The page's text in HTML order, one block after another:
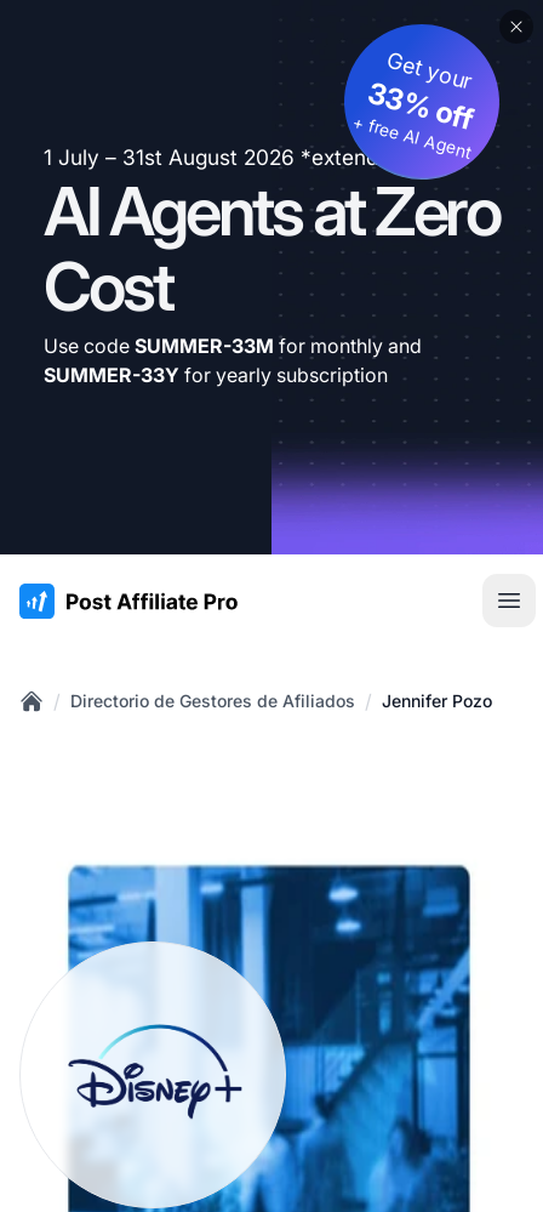
1 July – 31st August 2026 *extended
AI Agents at Zero
Cost
Get your
33% off
+ free AI Agent
Use code SUMMER-33M for monthly and
SUMMER-33Y for yearly subscription
:site.title
/ Directorio de Gestores de Afiliados / Jennifer Pozo